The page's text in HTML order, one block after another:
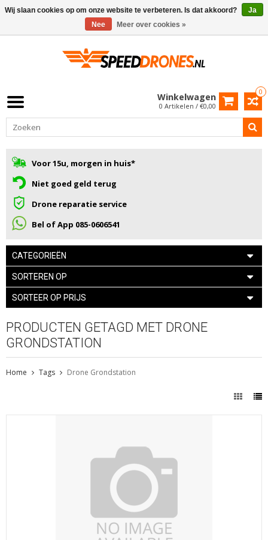
0
Winkelwagen
0 Artikelen / €0,00
Voor 15u, morgen in huis*
Niet goed geld terug
Drone reparatie service
Bel of App 085-0606541
CATEGORIEËN
SORTEREN OP
SORTEER OP PRIJS
PRODUCTEN GETAGD MET DRONE
GRONDSTATION
Home Tags Drone Grondstation
Wij slaan cookies op om onze website te verbeteren. Is dat akkoord?
Ja
Nee
Meer over cookies »